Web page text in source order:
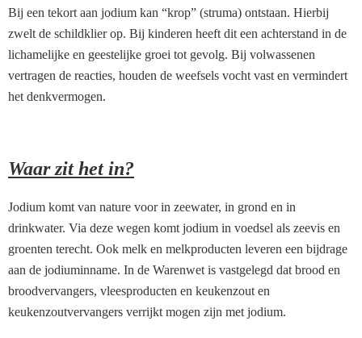
Bij een tekort aan jodium kan “krop” (struma) ontstaan. Hierbij
zwelt de schildklier op. Bij kinderen heeft dit een achterstand in de
lichamelijke en geestelijke groei tot gevolg. Bij volwassenen
vertragen de reacties, houden de weefsels vocht vast en vermindert
het denkvermogen.
Waar zit het in?
Jodium komt van nature voor in zeewater, in grond en in
drinkwater. Via deze wegen komt jodium in voedsel als zeevis en
groenten terecht. Ook melk en melkproducten leveren een bijdrage
aan de jodiuminname. In de Warenwet is vastgelegd dat brood en
broodvervangers, vleesproducten en keukenzout en
keukenzoutvervangers verrijkt mogen zijn met jodium.